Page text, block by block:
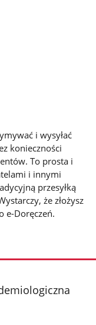
i wysyłać
konieczności
To prosta i
i innymi
przesyłką
że złożysz
e-Doręczeń.